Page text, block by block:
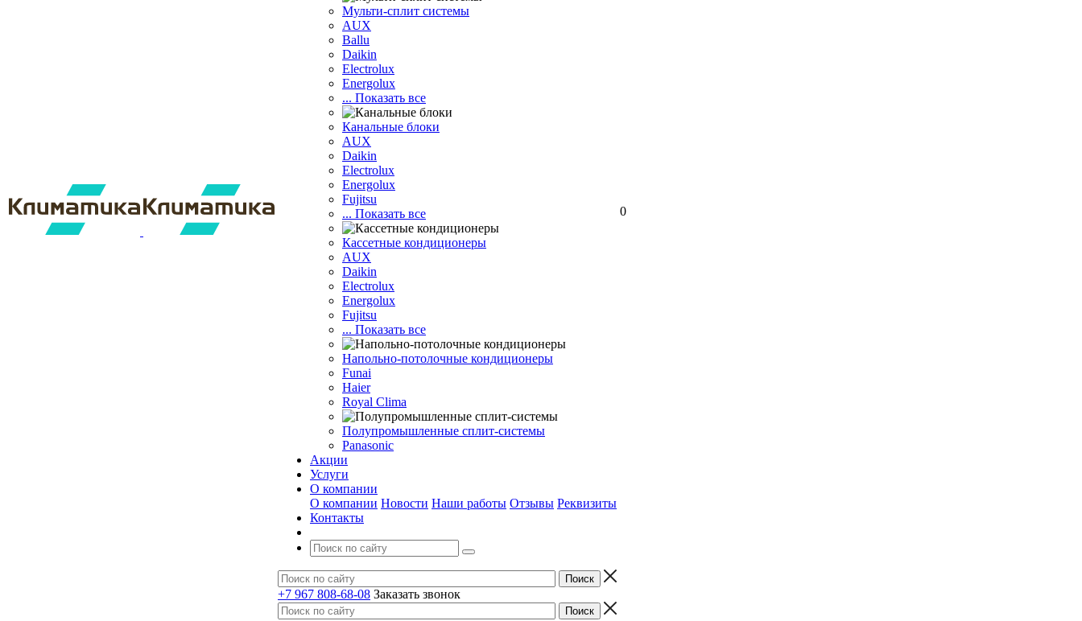
Мульти-сплит системы
AUX
Ballu
Daikin
Electrolux
Energolux
... Показать все
Канальные блоки
AUX
Dаikin
Electrolux
Energolux
Fujitsu
... Показать все
Кассетные кондиционеры
AUX
Daikin
Electrolux
Energolux
Fujitsu
... Показать все
Напольно-потолочные кондиционеры
Funai
Haier
Royal Clima
Полупромышленные сплит-системы
Panasonic
Акции
Услуги
О компании
О компании Новости Наши работы Отзывы Реквизиты
Контакты
+7 967 808-68-08 Заказать звонок
0